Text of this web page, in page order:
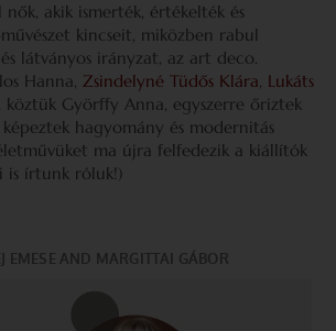
akik ismerték, értékelték és
kincseit, miközben rabul
látványos irányzat, az art deco.
Hanna, Zsindelyné Tüdős Klára, Lukáts
köztük Györffy Anna, egyszerre őriztek
hagyomány és modernitás
ma újra felfedezik a kiállítók
is írtunk róluk!)